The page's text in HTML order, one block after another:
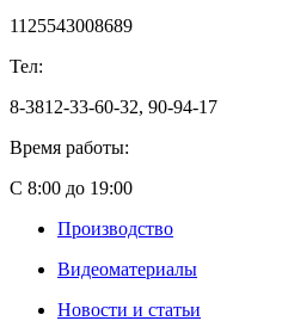
1125543008689
Тел:
8-3812-33-60-32, 90-94-17
Время работы:
С 8:00 до 19:00
Производство
Видеоматериалы
Новости и статьи